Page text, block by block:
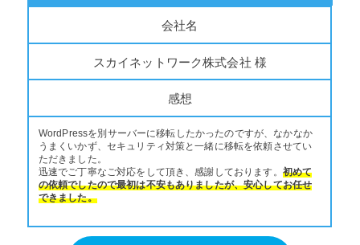
会社名
スカイネットワーク株式会社 様
感想
WordPressを別サーバーに移転したかったのですが、なかなか
うまくいかず、セキュリティ対策と一緒に移転を依頼させてい
ただきました。
迅速でご丁寧なご対応をして頂き、感謝しております。 初めて
の依頼でしたので最初は不安もありましたが、安心してお任せ
できました。